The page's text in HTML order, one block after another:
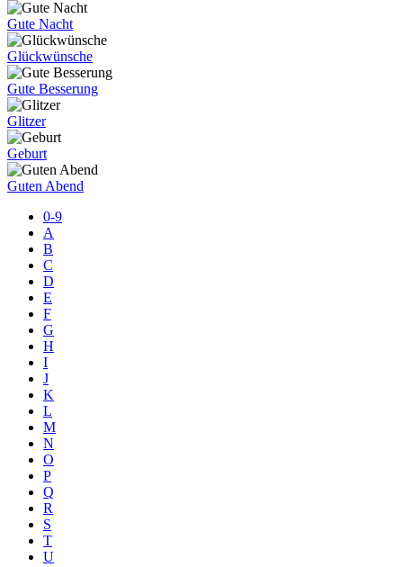
Gute Nacht
Glückwünsche
Gute Besserung
Glitzer
Geburt
Guten Abend
0-9
A
B
C
D
E
F
G
H
I
J
K
L
M
N
O
P
Q
R
S
T
U